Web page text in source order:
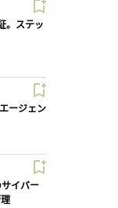
。ステッ
ージェン
イバー